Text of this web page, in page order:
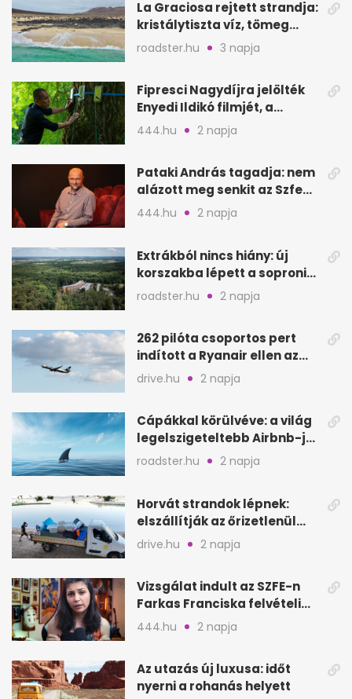
La Graciosa rejtett strandja:
kristálytiszta víz, tömeg
nélkül
roadster.hu 3 napja
Fipresci Nagydíjra jelölték
Enyedi Ildikó filmjét, a
Csendes barátot
444.hu 2 napja
Pataki András tagadja: nem
alázott meg senkit az Szfe
felvételijén
444.hu 2 napja
Extrákból nincs hiány: új
korszakba lépett a soproni
Fagus Hotel
roadster.hu 2 napja
262 pilóta csoportos pert
indított a Ryanair ellen az
Egyesült Királyságban
drive.hu 2 napja
Cápákkal körülvéve: a világ
legelszigeteltebb Airbnb-je
a nyílt tengeren
roadster.hu 2 napja
Horvát strandok lépnek:
elszállítják az őrizetlenül
hagyott törölközőket
drive.hu 2 napja
Vizsgálat indult az SZFE-n
Farkas Franciska felvételi
videója után
444.hu 2 napja
Az utazás új luxusa: időt
nyerni a rohanás helyett